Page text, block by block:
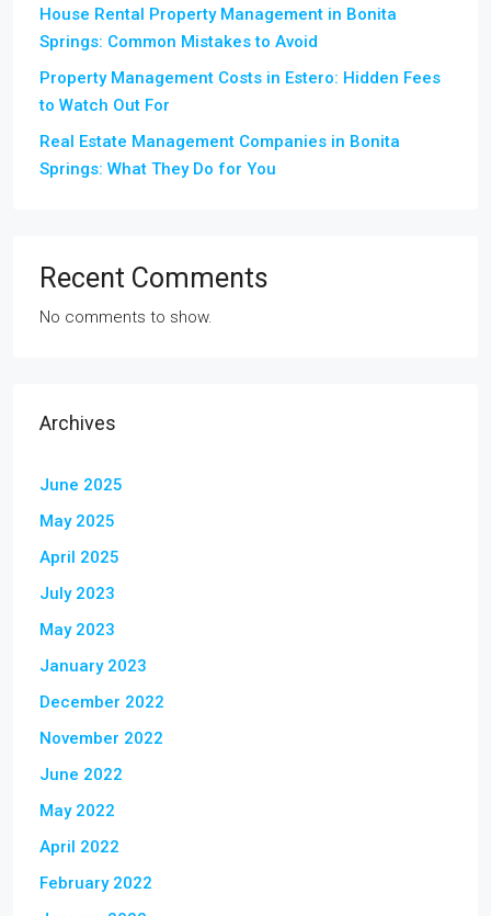
House Rental Property Management in Bonita
Springs: Common Mistakes to Avoid
Property Management Costs in Estero: Hidden Fees
to Watch Out For
Real Estate Management Companies in Bonita
Springs: What They Do for You
Recent Comments
No comments to show.
Archives
June 2025
May 2025
April 2025
July 2023
May 2023
January 2023
December 2022
November 2022
June 2022
May 2022
April 2022
February 2022